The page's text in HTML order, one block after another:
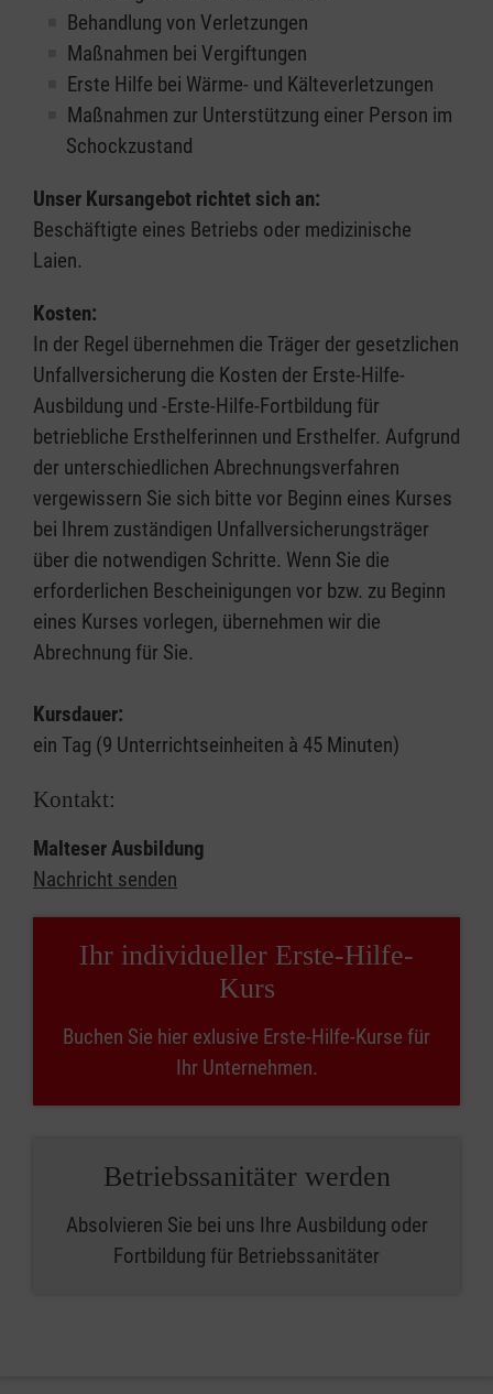
Behandlung von Verletzungen
Maßnahmen bei Vergiftungen
Erste Hilfe bei Wärme- und Kälteverletzungen
Maßnahmen zur Unterstützung einer Person im
Schockzustand
Unser Kursangebot richtet sich an:
Beschäftigte eines Betriebs oder medizinische
Laien.
Kosten:
In der Regel übernehmen die Träger der gesetzlichen
Unfallversicherung die Kosten der Erste-Hilfe-
Ausbildung und -Erste-Hilfe-Fortbildung für
betriebliche Ersthelferinnen und Ersthelfer. Aufgrund
der unterschiedlichen Abrechnungsverfahren
vergewissern Sie sich bitte vor Beginn eines Kurses
bei Ihrem zuständigen Unfallversicherungsträger
über die notwendigen Schritte. Wenn Sie die
erforderlichen Bescheinigungen vor bzw. zu Beginn
eines Kurses vorlegen, übernehmen wir die
Abrechnung für Sie.
Kursdauer:
ein Tag (9 Unterrichtseinheiten à 45 Minuten)
Kontakt:
Malteser Ausbildung
Nachricht senden
Ihr individueller Erste-Hilfe-
Kurs
Buchen Sie hier exlusive Erste-Hilfe-Kurse für
Ihr Unternehmen.
Betriebssanitäter werden
Absolvieren Sie bei uns Ihre Ausbildung oder
Fortbildung für Betriebssanitäter